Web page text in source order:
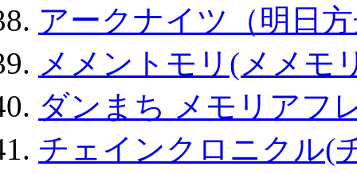
アークナイツ（明日
メメントモリ(メメモ
ダンまち メモリアフ
チェインクロニクル(